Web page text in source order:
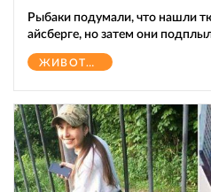
Рыбаки подумали, что нашли
айсберге, но затем они
ЖИВОТНЫЕ